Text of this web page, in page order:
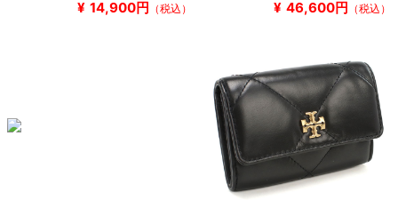
¥ 14,900円 （税込） ¥ 46,600円 （税込）